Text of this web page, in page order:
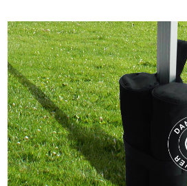
de duizenden mogelijkheden met
vouwtent serie heeft een ruim
accessoires, die u kunt gebruiken voor
aanpassen of beveiligen van uw
evenementen. Om er een paar te
soorten ramen, zijwanden zonder
Packs, grondframes, vloeren, gordijnen,
regengoten en verbindingsstukken die
twee of meer tuinpaviljoenen tot één